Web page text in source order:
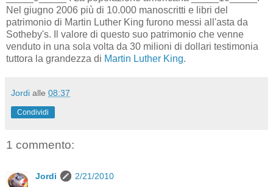
Nel giugno 2006 più di 10.000 manoscritti e libri del
patrimonio di Martin Luther King furono messi all'asta da
Sotheby's. Il valore di questo suo patrimonio che venne
venduto in una sola volta da 30 milioni di dollari testimonia
tuttora la grandezza di Martin Luther King.
Jordi alle 08:37
Condividi
1 commento:
Jordi
2/21/2010